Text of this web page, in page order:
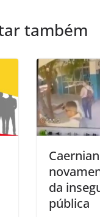
também
da
pública